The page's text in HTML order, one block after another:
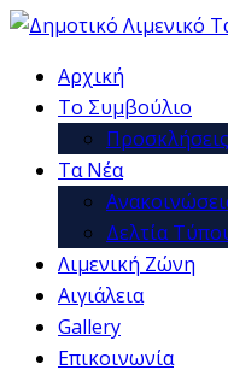
Αρχική
Το Συμβούλιο
Τα Νέα
Δελτία
Λιμενική Ζώνη
Αιγιάλεια
Gallery
Επικοινωνία